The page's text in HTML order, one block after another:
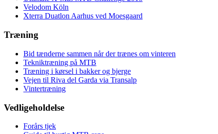
Velodom Köln
Xterra Duatlon Aarhus ved Moesgaard
Træning
Bid tænderne sammen når der trænes om vinteren
Tekniktræning på MTB
Træning i kørsel i bakker og bjerge
Vejen til Riva del Garda via Transalp
Vintertræning
Vedligeholdelse
Forårs tjek